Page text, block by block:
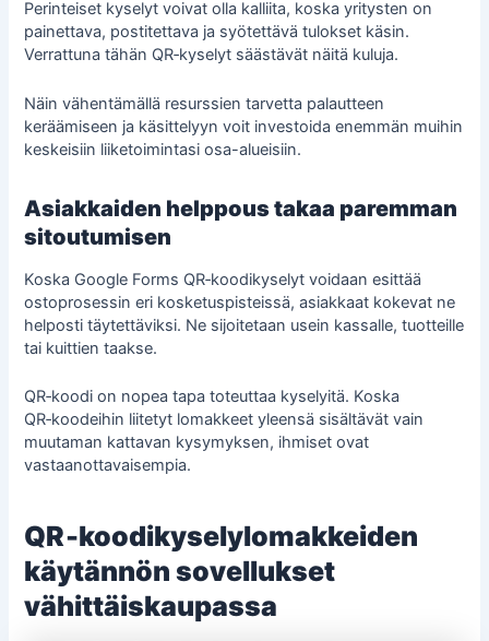
Perinteiset kyselyt voivat olla kalliita, koska yritysten on
painettava, postitettava ja syötettävä tulokset käsin.
Verrattuna tähän QR‑kyselyt säästävät näitä kuluja.
Näin vähentämällä resurssien tarvetta palautteen
keräämiseen ja käsittelyyn voit investoida enemmän muihin
keskeisiin liiketoimintasi osa-alueisiin.
Asiakkaiden helppous takaa paremman
sitoutumisen
Koska Google Forms QR‑koodikyselyt voidaan esittää
ostoprosessin eri kosketuspisteissä, asiakkaat kokevat ne
helposti täytettäviksi. Ne sijoitetaan usein kassalle, tuotteille
tai kuittien taakse.
QR‑koodi on nopea tapa toteuttaa kyselyitä. Koska
QR‑koodeihin liitetyt lomakkeet yleensä sisältävät vain
muutaman kattavan kysymyksen, ihmiset ovat
vastaanottavaisempia.
QR‑koodikyselylomakkeiden
käytännön sovellukset
vähittäiskaupassa